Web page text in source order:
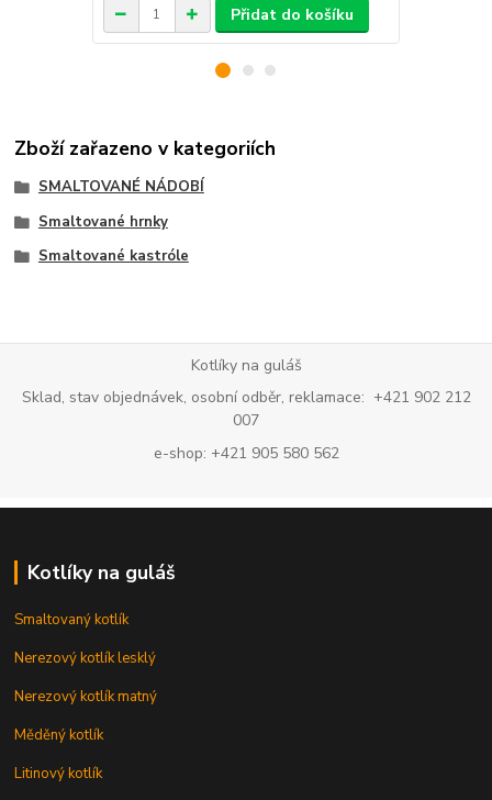
Přidat do košíku
Zboží zařazeno v kategoriích
SMALTOVANÉ NÁDOBÍ
Smaltované hrnky
Smaltované kastróle
Kotlíky na guláš
Sklad, stav objednávek, osobní odběr, reklamace: +421 902 212
007
e-shop: +421 905 580 562
Kotlíky na guláš
Smaltovaný kotlík
Nerezový kotlík lesklý
Nerezový kotlík matný
Měděný kotlík
Litinový kotlík